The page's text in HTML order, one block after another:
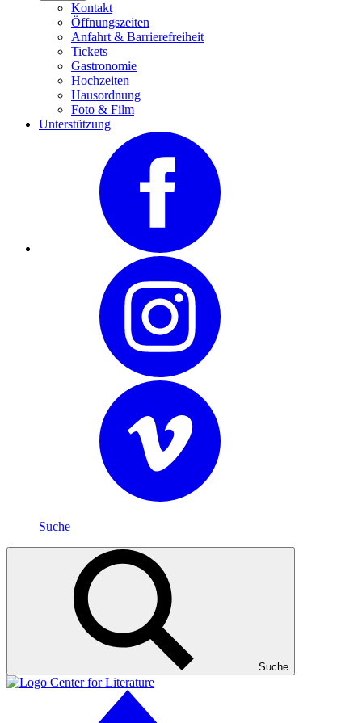
Kontakt
Öffnungszeiten
Anfahrt & Barrierefreiheit
Tickets
Gastronomie
Hochzeiten
Hausordnung
Foto & Film
Unterstützung
Suche
Suche